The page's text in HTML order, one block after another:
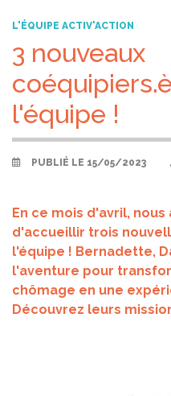
L'ÉQUIPE ACTIV'ACTION
3 nouveaux
l'équipe !
PUBLIÉ LE 15/05/2023
En ce mois d'avril,
d'accueillir trois
l'équipe ! Bernadette,
l'aventure pour
chômage en une
Découvrez leurs